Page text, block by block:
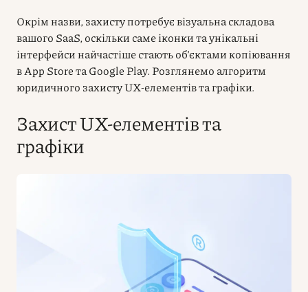
Окрім назви, захисту потребує візуальна складова
вашого SaaS, оскільки саме іконки та унікальні
інтерфейси найчастіше стають об’єктами копіювання
в App Store та Google Play. Розглянемо алгоритм
юридичного захисту UX-елементів та графіки.
Захист UX-елементів та
графіки